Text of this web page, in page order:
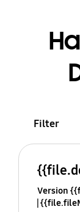
Filter
Version